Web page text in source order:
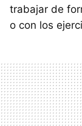
trabajar de
o con los